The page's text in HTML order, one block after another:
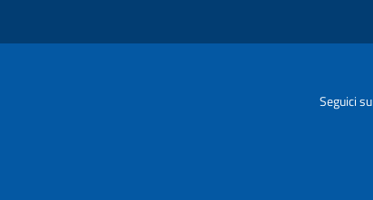
Seguici su